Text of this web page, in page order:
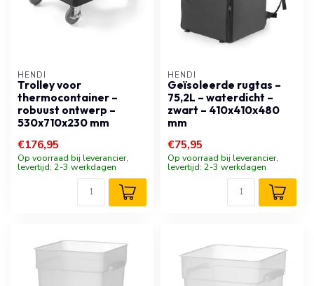
HENDI
Trolley voor
thermocontainer –
robuust ontwerp –
530x710x230 mm
€176,95
Op voorraad bij leverancier,
levertijd: 2-3 werkdagen
HENDI
Geïsoleerde rugtas –
75,2L – waterdicht –
zwart – 410x410x480
mm
€75,95
Op voorraad bij leverancier,
levertijd: 2-3 werkdagen